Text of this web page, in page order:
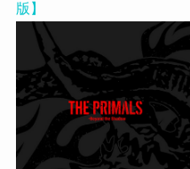
版】